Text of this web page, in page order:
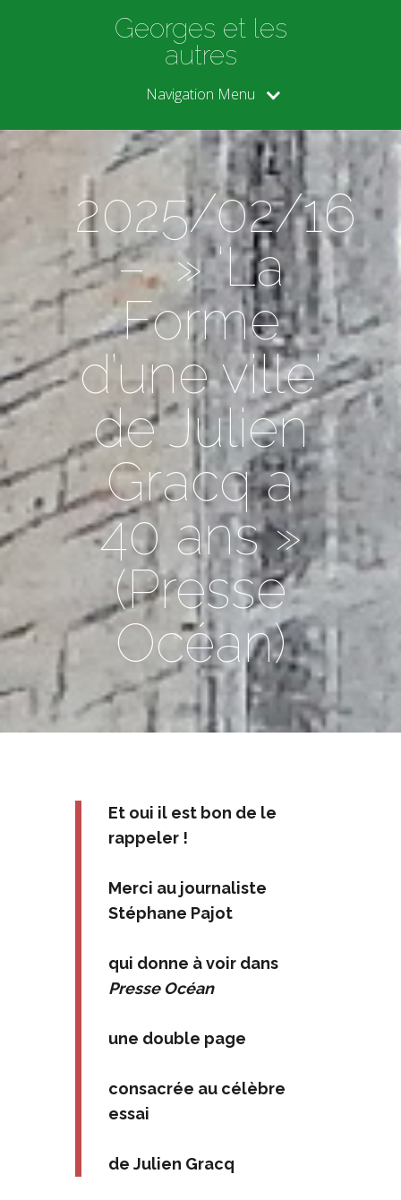
Georges et les
autres
Navigation Menu
2025/02/16
– » ‘La
Forme
d’une ville’
de Julien
Gracq a
40 ans »
(Presse
Océan)
Et oui il est bon de le
rappeler !
Merci au journaliste
Stéphane Pajot
qui donne à voir dans
Presse Océan
une double page
consacrée au célèbre
essai
de Julien Gracq